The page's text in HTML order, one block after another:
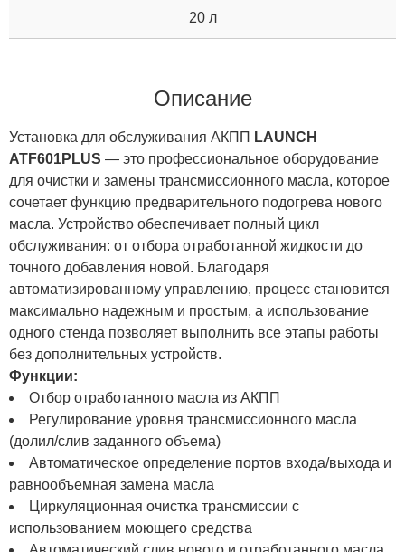
20 л
Описание
Установка для обслуживания АКПП LAUNCH
ATF601PLUS — это профессиональное оборудование
для очистки и замены трансмиссионного масла, которое
сочетает функцию предварительного подогрева нового
масла. Устройство обеспечивает полный цикл
обслуживания: от отбора отработанной жидкости до
точного добавления новой. Благодаря
автоматизированному управлению, процесс становится
максимально надежным и простым, а использование
одного стенда позволяет выполнить все этапы работы
без дополнительных устройств.
Функции:
Отбор отработанного масла из АКПП
Регулирование уровня трансмиссионного масла
(долил/слив заданного объема)
Автоматическое определение портов входа/выхода и
равнообъемная замена масла
Циркуляционная очистка трансмиссии с
использованием моющего средства